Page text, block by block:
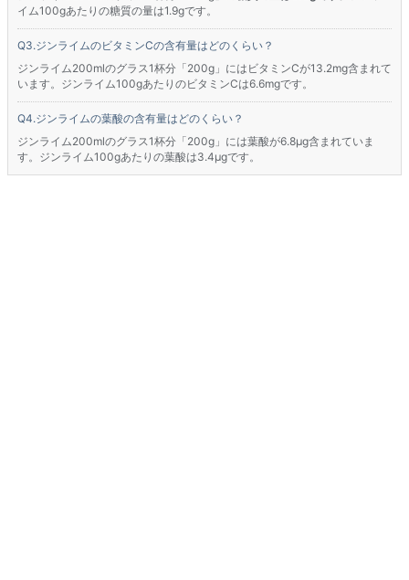
イム100gあたりの糖質の量は1.9gです。
ジンライムのビタミンCの含有量はどのくらい？
ジンライム200mlのグラス1杯分「200g」にはビタミンCが13.2mg含まれて
います。ジンライム100gあたりのビタミンCは6.6mgです。
ジンライムの葉酸の含有量はどのくらい？
ジンライム200mlのグラス1杯分「200g」には葉酸が6.8μg含まれていま
す。ジンライム100gあたりの葉酸は3.4μgです。